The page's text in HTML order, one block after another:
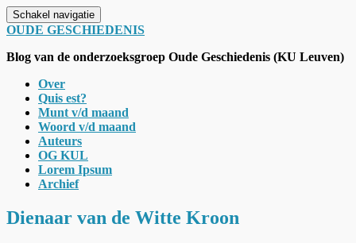
Schakel navigatie
OUDE GESCHIEDENIS
Blog van de onderzoeksgroep Oude Geschiedenis (KU Leuven)
Over
Quis est?
Munt v/d maand
Woord v/d maand
Auteurs
OG KUL
Lorem Ipsum
Archief
Dienaar van de Witte Kroon